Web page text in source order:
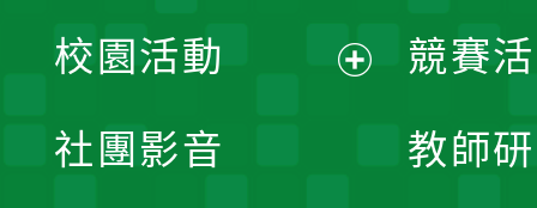
競賽
教師
開
校園活動
社團影音